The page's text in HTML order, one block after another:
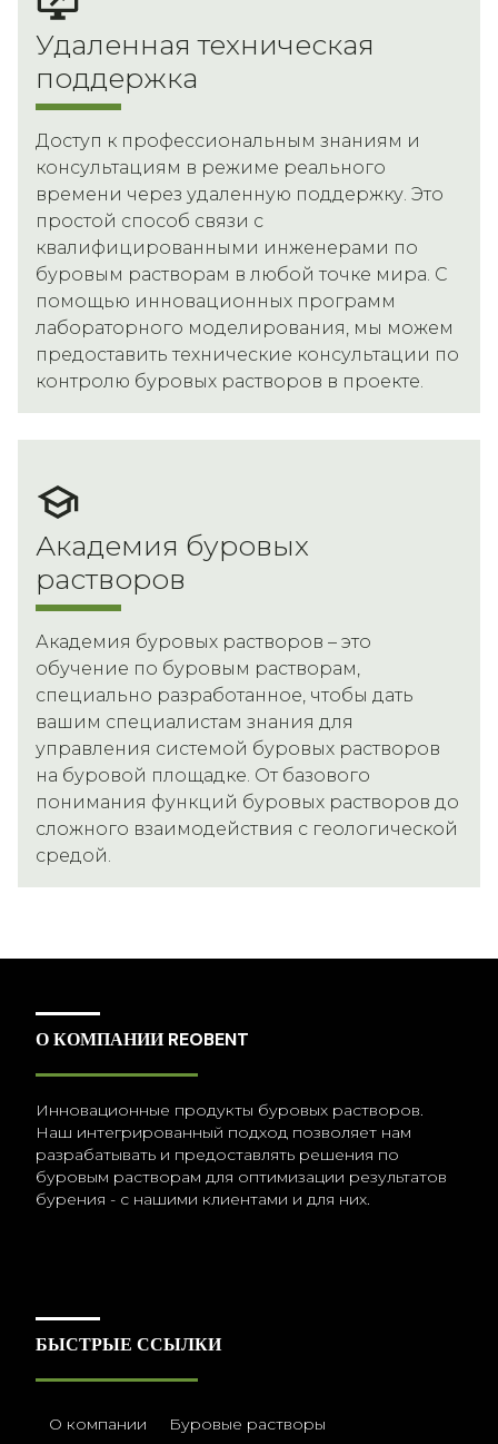
Удаленная техническая
поддержка
Доступ к профессиональным знаниям и
консультациям в режиме реального
времени через удаленную поддержку. Это
простой способ связи с
квалифицированными инженерами по
буровым растворам в любой точке мира. С
помощью инновационных программ
лабораторного моделирования, мы можем
предоставить технические консультации по
контролю буровых растворов в проекте.
Академия буровых
растворов
Академия буровых растворов – это
обучение по буровым растворам,
специально разработанное, чтобы дать
вашим специалистам знания для
управления системой буровых растворов
на буровой площадке. От базового
понимания функций буровых растворов до
сложного взаимодействия с геологической
средой.
О КОМПАНИИ REOBENT
Инновационные продукты буровых растворов.
Наш интегрированный подход позволяет нам
разрабатывать и предоставлять решения по
буровым растворам для оптимизации результатов
бурения - с нашими клиентами и для них.
БЫСТРЫЕ ССЫЛКИ
О компании Буровые растворы